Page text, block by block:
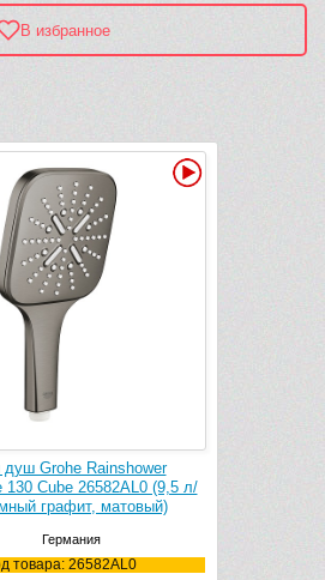
В избранное
душ Grohe Rainshower
130 Cube 26582AL0 (9,5 л/
графит, матовый)
Германия
товара: 26582AL0